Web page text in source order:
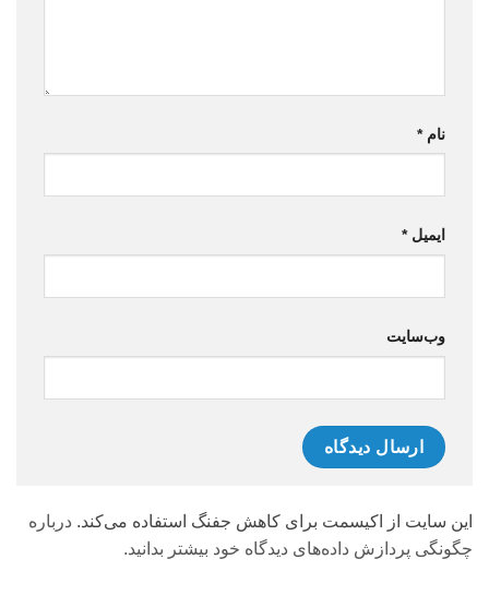
نام*
ایمیل*
وب‌سایت
این سایت از اکیسمت برای کاهش جفنگ استفاده می‌کند. درباره
چگونگی پردازش داده‌های دیدگاه خود بیشتر بدانید.